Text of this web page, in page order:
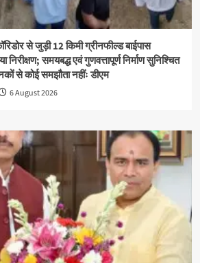
से जुड़ी 12 किमी ग्रीनफील्ड बाईपास
निरीक्षण; समयबद्ध एवं गुणवत्तापूर्ण निर्माण सुनिश्चित
से कोई समझौता नहींः डीएम
6 August 2026